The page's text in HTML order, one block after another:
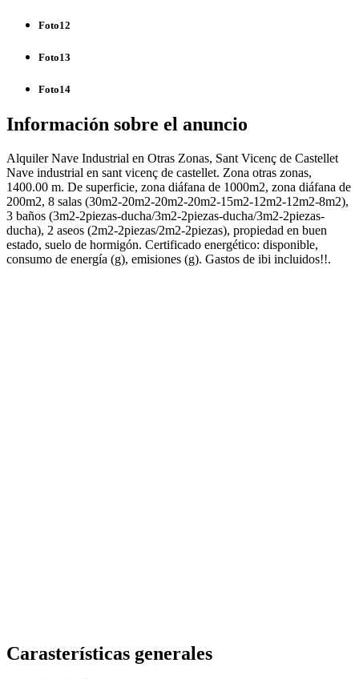
Foto12
Foto13
Foto14
Información sobre el anuncio
Alquiler Nave Industrial en Otras Zonas, Sant Vicenç de Castellet
Nave industrial en sant vicenç de castellet. Zona otras zonas,
1400.00 m. De superficie, zona diáfana de 1000m2, zona diáfana de
200m2, 8 salas (30m2-20m2-20m2-20m2-15m2-12m2-12m2-8m2),
3 baños (3m2-2piezas-ducha/3m2-2piezas-ducha/3m2-2piezas-
ducha), 2 aseos (2m2-2piezas/2m2-2piezas), propiedad en buen
estado, suelo de hormigón. Certificado energético: disponible,
consumo de energía (g), emisiones (g). Gastos de ibi incluidos!!.
Carasterísticas generales